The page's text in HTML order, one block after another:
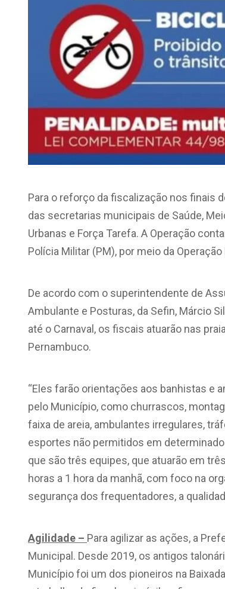
Para o reforço da fiscalização nos finais
das secretarias municipais de Saúde,
Urbanas e Força Tarefa. A Operação
Polícia Militar (PM), por meio da Operação
De acordo com o superintendente de
Ambulante e Posturas, da Sefin, Márcio
até o Carnaval, os fiscais atuarão nas
Pernambuco.
“Eles farão orientações aos banhistas e
pelo Município, como churrascos,
faixa de areia, ambulantes irregulares,
esportes não permitidos em
que são três equipes, que atuarão em
horas a 1 hora da manhã, com foco na
segurança dos frequentadores, a
Agilidade – Para agilizar as ações, a
Municipal. Desde 2019, os antigos
Município foi um dos pioneiros na